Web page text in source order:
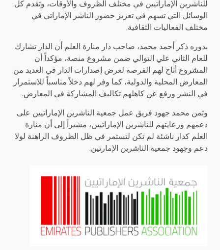
للناشرين الإماراتيين في مختلف الظروف والأوقات، وتقدم كل
الوسائل التي تسهم في تعزيز حضور الناشر الإماراتي في
مختلف الفعاليات الثقافية.
بدوره ذكر أحمد محمد، صاحب دار منارة العلم أن الدار تشارك
للعام الثاني علي التوالي ضمن مشروع منصة، مؤكداً أن
المشروع أتاح لهم الفرصة لعرض إصدارات الدار في العديد من
المعارض المحلية والدولية، كما وفر لهم دخلاً مناسباً للاستمرار
في النشر ورفع عن كاهلهم تكاليف المشاركة في المعارض.
وثمن محمد جهود فريق عمل جمعية الناشرين الإماراتيين على
دعمهم ورعايتهم للناشرين الإماراتيين، مشيراً إلى أن منارة
العلم كدار ناشئة لم تكن لتستمر في ظل الظروف الراهنة لولا
دعم وجهود جمعية الناشرين الإمارتين.